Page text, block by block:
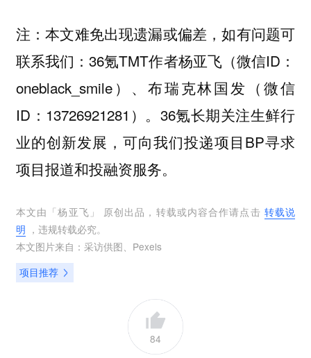
注：本文难免出现遗漏或偏差，如有问题可
联系我们：36氪TMT作者杨亚飞（微信ID：
oneblack_smile）、布瑞克林国发（微信
ID：13726921281）。36氪长期关注生鲜行
业的创新发展，可向我们投递项目BP寻求
项目报道和投融资服务。
本文由「杨亚飞 」 原创出品，转载或内容合作请点击 转载说
明 ，违规转载必究。
本文图片来自： 采访供图
Pexels
项目推荐
84